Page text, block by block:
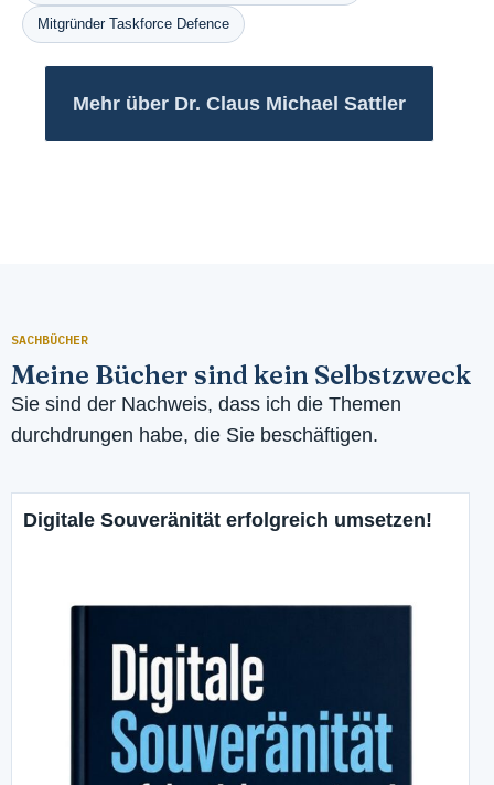
Mitgründer Taskforce Defence
Mehr über Dr. Claus Michael Sattler
SACHBÜCHER
Meine Bücher sind kein Selbstzweck
Sie sind der Nachweis, dass ich die Themen
durchdrungen habe, die Sie beschäftigen.
Digitale Souveränität erfolgreich umsetzen!